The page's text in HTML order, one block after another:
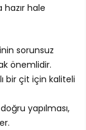
hale
sorunsuz
önemlidir.
bir çit için kaliteli
yapılması,